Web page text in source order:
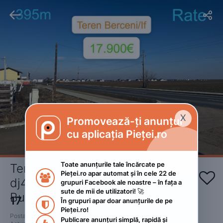
 
Teren intravilan la bulevard
dj401 Berceni/If 10min
Buc./metrou

17 900€
• Negociabil
Postat
2022. septembrie 8.
X
Promovează-ți anunțul
cu aplicația Pieței.ro

Toate anunțurile tale încărcate pe
Pieței.ro apar automat și în cele 22 de
grupuri Facebook ale noastre – în fața a
sute de mii de utilizatori! 🚀

În grupuri apar doar anunțurile de pe
Pieței.ro!
Publicare anunțuri simplă, rapidă și